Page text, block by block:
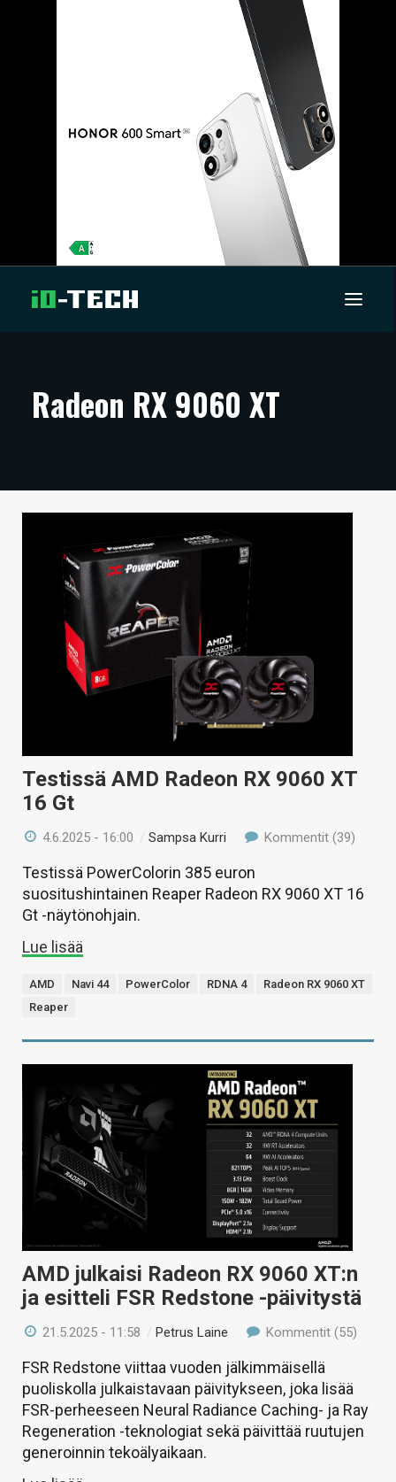
ARTIKKELIT
TECHBBS
HINTA.FI
VAIHDA TEEMA
Radeon RX 9060 XT
Testissä AMD Radeon RX 9060 XT
16 Gt
4.6.2025 - 16:00 /Sampsa Kurri Kommentit (39)
Testissä PowerColorin 385 euron
suositushintainen Reaper Radeon RX 9060 XT 16
Gt -näytönohjain.
Lue lisää
AMD Navi 44 PowerColor RDNA 4
Radeon RX 9060 XT
Reaper
AMD julkaisi Radeon RX 9060 XT:n
ja esitteli FSR Redstone -päivitystä
21.5.2025 - 11:58 /Petrus Laine Kommentit (55)
FSR Redstone viittaa vuoden jälkimmäisellä
puoliskolla julkaistavaan päivitykseen, joka lisää
FSR-perheeseen Neural Radiance Caching- ja Ray
Regeneration -teknologiat sekä päivittää ruutujen
generoinnin tekoälyaikaan.